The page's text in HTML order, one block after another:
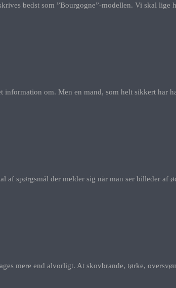
bedst som ”Bourgogne”-modellen. Vi skal lige
om. Men en mand, som helt sikkert har
spørgsmål der melder sig når man ser billeder af
mere end alvorligt. At skovbrande, tørke,